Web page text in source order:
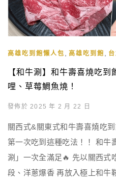
高雄吃到飽懶人包 高雄吃到飽
【和牛涮】和牛壽喜燒吃
哩、草莓鯛魚燒！
發佈於 2025 年 2 月 22 日
關西式&關東式和牛壽喜燒吃
第一次吃到這種吃法！！ 和牛
涮」一次全滿足🔥 先以關西式
段、洋蔥爆香 再放入極上和牛